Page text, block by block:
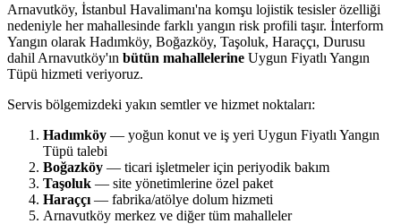
Arnavutköy, İstanbul Havalimanı'na komşu lojistik tesisler özelliği
nedeniyle her mahallesinde farklı yangın risk profili taşır. İnterform
Yangın olarak Hadımköy, Boğazköy, Taşoluk, Haraççı, Durusu
dahil Arnavutköy'ın bütün mahallelerine Uygun Fiyatlı Yangın
Tüpü hizmeti veriyoruz.
Servis bölgemizdeki yakın semtler ve hizmet noktaları:
Hadımköy — yoğun konut ve iş yeri Uygun Fiyatlı Yangın
Tüpü talebi
Boğazköy — ticari işletmeler için periyodik bakım
Taşoluk — site yönetimlerine özel paket
Haraççı — fabrika/atölye dolum hizmeti
Arnavutköy merkez ve diğer tüm mahalleler